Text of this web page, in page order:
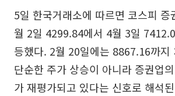
5일 한국거래소에 따르면 코스피 증
월 2일 4299.84에서 4월 3일
등했다. 2월 20일에는 8867.16까지
단순한 주가 상승이 아니라 증권업
가 재평가되고 있다는 신호로 해석